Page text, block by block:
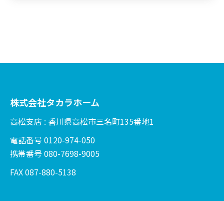
株式会社タカラホーム
高松支店 : 香川県高松市三名町135番地1
電話番号 0120-974-050
携帯番号 080-7698-9005
FAX 087-880-5138